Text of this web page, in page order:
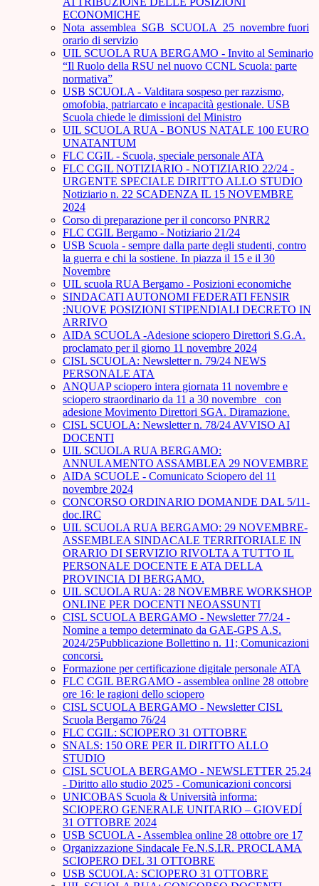
ECONOMICHE
Nota_assemblea_SGB_SCUOLA_25_novembre fuori
orario di servizio
UIL SCUOLA RUA BERGAMO - Invito al Seminario
“Il Ruolo della RSU nel nuovo CCNL Scuola: parte
normativa”
USB SCUOLA - Valditara sospeso per razzismo,
omofobia, patriarcato e incapacità gestionale. USB
Scuola chiede le dimissioni del Ministro
UIL SCUOLA RUA - BONUS NATALE 100 EURO
UNATANTUM
FLC CGIL - Scuola, speciale personale ATA
FLC CGIL NOTIZIARIO - NOTIZIARIO 22/24 -
URGENTE SPECIALE DIRITTO ALLO STUDIO
Notiziario n. 22 SCADENZA IL 15 NOVEMBRE
2024
Corso di preparazione per il concorso PNRR2
FLC CGIL Bergamo - Notiziario 21/24
USB Scuola - sempre dalla parte degli studenti, contro
la guerra e chi la sostiene. In piazza il 15 e il 30
Novembre
UIL scuola RUA Bergamo - Posizioni economiche
SINDACATI AUTONOMI FEDERATI FENSIR
:NUOVE POSIZIONI STIPENDIALI DECRETO IN
ARRIVO
AIDA SCUOLA -Adesione sciopero Direttori S.G.A.
proclamato per il giorno 11 novembre 2024
CISL SCUOLA: Newsletter n. 79/24 NEWS
PERSONALE ATA
ANQUAP sciopero intera giornata 11 novembre e
sciopero straordinario da 11 a 30 novembre_ con
adesione Movimento Direttori SGA. Diramazione.
CISL SCUOLA: Newsletter n. 78/24 AVVISO AI
DOCENTI
UIL SCUOLA RUA BERGAMO:
ANNULAMENTO ASSAMBLEA 29 NOVEMBRE
AIDA SCUOLE - Comunicato Sciopero del 11
novembre 2024
CONCORSO ORDINARIO DOMANDE DAL 5/11-
doc.IRC
UIL SCUOLA RUA BERGAMO: 29 NOVEMBRE-
ASSEMBLEA SINDACALE TERRITORIALE IN
ORARIO DI SERVIZIO RIVOLTA A TUTTO IL
PERSONALE DOCENTE E ATA DELLA
PROVINCIA DI BERGAMO.
UIL SCUOLA RUA: 28 NOVEMBRE WORKSHOP
ONLINE PER DOCENTI NEOASSUNTI
CISL SCUOLA BERGAMO - Newsletter 77/24 -
Nomine a tempo determinato da GAE-GPS A.S.
2024/25Pubblicazione Bollettino n. 11; Comunicazioni
concorsi.
Formazione per certificazione digitale personale ATA
FLC CGIL BERGAMO - assemblea online 28 ottobre
ore 16: le ragioni dello sciopero
CISL SCUOLA BERGAMO - Newsletter CISL
Scuola Bergamo 76/24
FLC CGIL: SCIOPERO 31 OTTOBRE
SNALS: 150 ORE PER IL DIRITTO ALLO
STUDIO
CISL SCUOLA BERGAMO - NEWSLETTER 25.24
- Diritto allo studio 2025 - Comunicazioni concorsi
UNICOBAS Scuola & Università informa:
SCIOPERO GENERALE UNITARIO – GIOVEDÍ
31 OTTOBRE 2024
USB SCUOLA - Assemblea online 28 ottobre ore 17
Organizzazione Sindacale Fe.N.S.I.R. PROCLAMA
SCIOPERO DEL 31 OTTOBRE
USB SCUOLA: SCIOPERO 31 OTTOBRE